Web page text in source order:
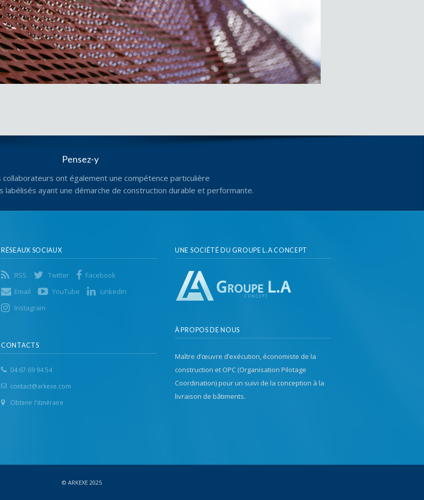
Pensez-y
collaborateurs ont également une compétence particulière
labélisés ayant une démarche de construction durable et performante.
RÉSEAUX SOCIAUX
RSS Twitter
Facebook
Email
YouTube
LinkedIn
Instagram
CONTACTS
04 67 69 94 54
contact@arkexe.com
Obtenir l'itinéraire
UNE SOCIÉTÉ DU GROUPE L.A CONCEPT
À PROPOS DE NOUS
Maître d’œuvre d’exécution, économiste de la
construction et OPC (Organisation Pilotage
Coordination) pour un suivi de la conception à la
livraison de bâtiments.
© ARKEXE 2025